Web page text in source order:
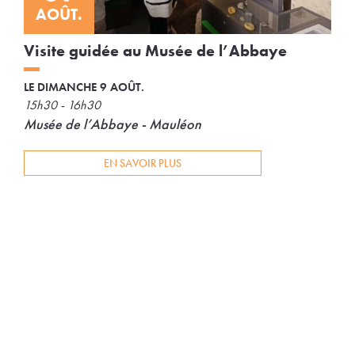
AOÛT.
Visite guidée au Musée de l’Abbaye
LE DIMANCHE 9 AOÛT.
15h30 - 16h30
Musée de l’Abbaye - Mauléon
EN SAVOIR PLUS